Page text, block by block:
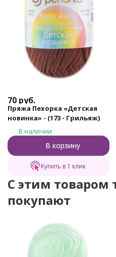
70 руб.
Пряжа Пехорка «Детская
новинка» - (173 - Грильяж)
В наличии
В корзину
Купить в 1 клик
C этим товаром
покупают